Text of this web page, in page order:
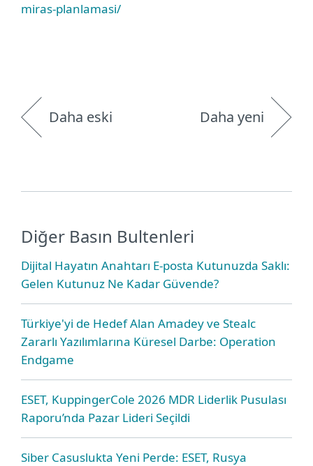
miras-planlamasi/
Daha eski Daha yeni
Diğer Basın Bultenleri
Dijital Hayatın Anahtarı E-posta Kutunuzda Saklı:
Gelen Kutunuz Ne Kadar Güvende?
Türkiye'yi de Hedef Alan Amadey ve Stealc
Zararlı Yazılımlarına Küresel Darbe: Operation
Endgame
ESET, KuppingerCole 2026 MDR Liderlik Pusulası
Raporu’nda Pazar Lideri Seçildi
Siber Casuslukta Yeni Perde: ESET, Rusya